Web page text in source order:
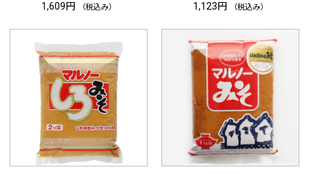
1,609円
（税込み）
1,123円
（税込み）